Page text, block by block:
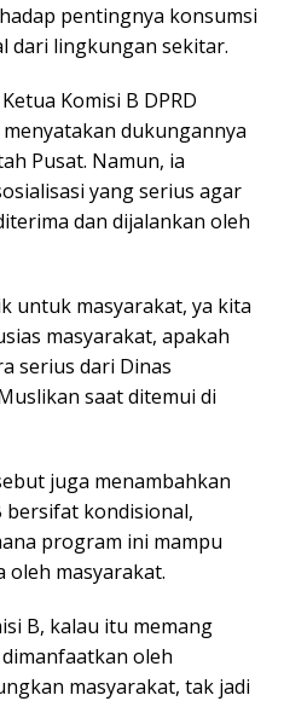
pentingnya konsumsi
dari lingkungan sekitar.
Komisi B DPRD
dukungannya
Pusat. Namun, ia
yang serius agar
dan dijalankan oleh
untuk masyarakat, ya kita
masyarakat, apakah
serius dari Dinas
saat ditemui di
juga menambahkan
bersifat kondisional,
program ini mampu
oleh masyarakat.
B, kalau itu memang
oleh
masyarakat, tak jadi